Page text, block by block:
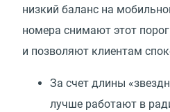
низкий баланс на
номера снимают этот порог
и позволяют клиентам
За счет длины «
лучше работают в